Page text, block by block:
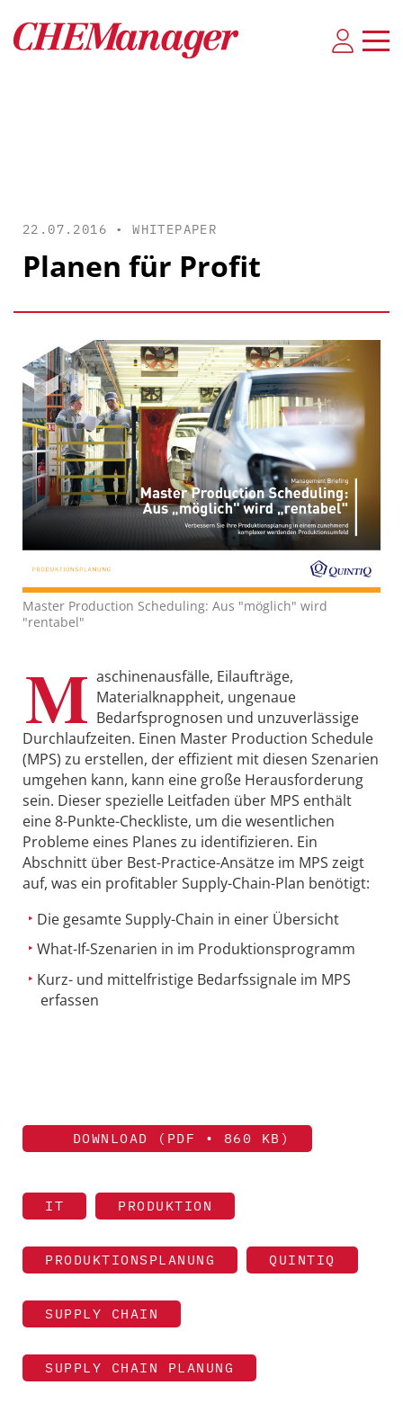
22.07.2016 •WHITEPAPER
Planen für Profit
Master Production Scheduling: Aus "möglich" wird
"rentabel"
M aschinenausfälle, Eilaufträge,
Materialknappheit, ungenaue
Bedarfsprognosen und unzuverlässige
Durchlaufzeiten. Einen Master Production Schedule
(MPS) zu erstellen, der effizient mit diesen Szenarien
umgehen kann, kann eine große Herausforderung
sein. Dieser spezielle Leitfaden über MPS enthält
eine 8-Punkte-Checkliste, um die wesentlichen
Probleme eines Planes zu identifizieren. Ein
Abschnitt über Best-Practice-Ansätze im MPS zeigt
auf, was ein profitabler Supply-Chain-Plan benötigt:
Die gesamte Supply-Chain in einer Übersicht
What-If-Szenarien in im Produktionsprogramm
Kurz- und mittelfristige Bedarfssignale im MPS
erfassen
DOWNLOAD (PDF • 860 KB)
IT PRODUKTION
PRODUKTIONSPLANUNG QUINTIQ
SUPPLY CHAIN
SUPPLY CHAIN PLANUNG